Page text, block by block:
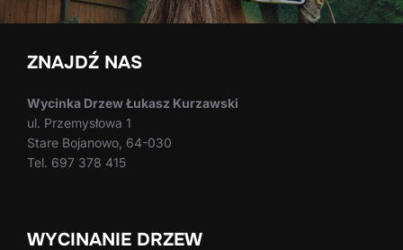
ZNAJDŹ NAS
Wycinka Drzew Łukasz Kurzawski
ul. Przemysłowa 1
Stare Bojanowo, 64-030
Tel. 697 378 415
WYCINANIE DRZEW